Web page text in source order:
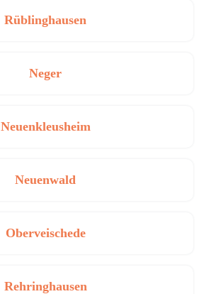
Rüblinghausen
Neger
Neuenkleusheim
Neuenwald
Oberveischede
Rehringhausen